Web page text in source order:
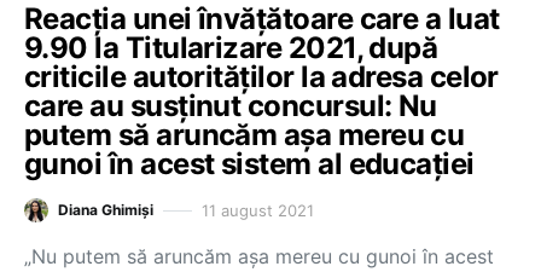
Reacția unei învățătoare care a luat
9.90 la Titularizare 2021, după
criticile autorităților la adresa celor
care au susținut concursul: Nu
putem să aruncăm așa mereu cu
gunoi în acest sistem al educației
Diana Ghimiși 11 august 2021
„Nu putem să aruncăm așa mereu cu gunoi în acest